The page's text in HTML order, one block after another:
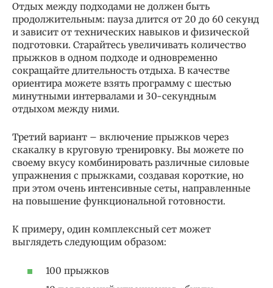
Отдых между подходами не должен быть
продолжительным: пауза длится от 20 до 60 секунд
и зависит от технических навыков и физической
подготовки. Старайтесь увеличивать количество
прыжков в одном подходе и одновременно
сокращайте длительность отдыха. В качестве
ориентира можете взять программу с шестью
минутными интервалами и 30-секундным
отдыхом между ними.
Третий вариант – включение прыжков через
скакалку в круговую тренировку. Вы можете по
своему вкусу комбинировать различные силовые
упражнения с прыжками, создавая короткие, но
при этом очень интенсивные сеты, направленные
на повышение функциональной готовности.
К примеру, один комплексный сет может
выглядеть следующим образом:
100 прыжков